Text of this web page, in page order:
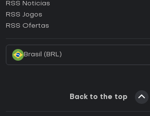
Como ativar uma CD Key Ubisoft Connect?
RSS Noticias
RSS Jogos
RSS Ofertas
Brasil (BRL)
Back to the top